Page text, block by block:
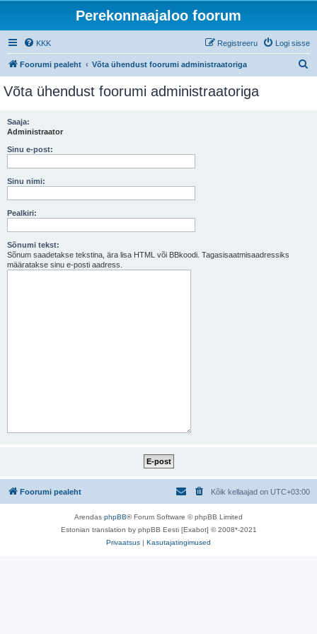
Perekonnaajaloo foorum
KKK Logi sisse
Registreeru
Foorumi pealeht Võta ühendust foorumi administraatoriga
Võta ühendust foorumi administraatoriga
Saaja:
Administraator
Sinu e-post:
Sinu nimi:
Pealkiri:
Sõnumi tekst:
Sõnum saadetakse tekstina, ära lisa HTML või BBkoodi. Tagasisaatmisaadressiks
määratakse sinu e-posti aadress.
Foorumi pealeht Kõik kellaajad on UTC+03:00
Arendas phpBB® Forum Software © phpBB Limited
Estonian translation by phpBB Eesti [Exabot] © 2008*-2021
Privaatsus | Kasutajatingimused